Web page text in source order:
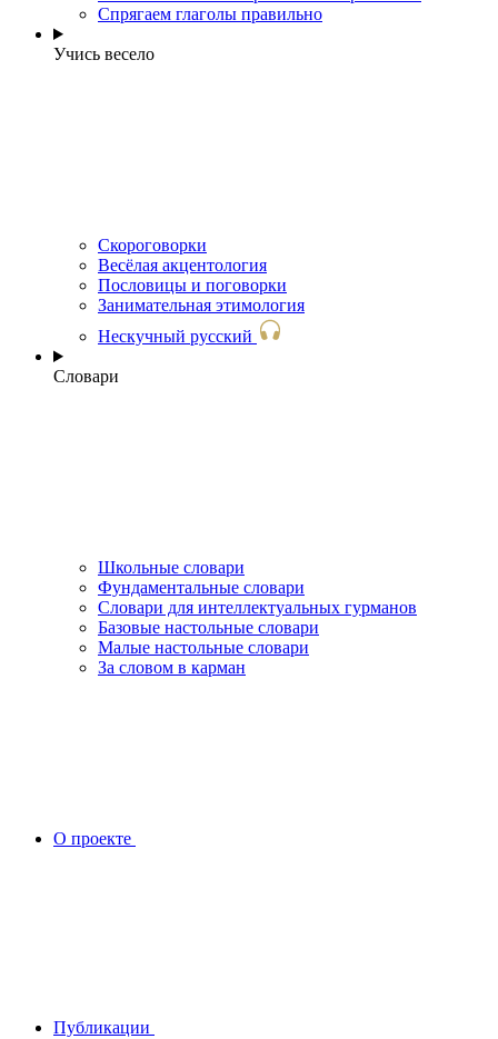
Спрягаем глаголы правильно
Учись весело
Скороговорки
Весёлая акцентология
Пословицы и поговорки
Занимательная этимология
Нескучный русский
Словари
Школьные словари
Фундаментальные словари
Словари для интеллектуальных гурманов
Базовые настольные словари
Малые настольные словари
За словом в карман
О проекте
Публикации